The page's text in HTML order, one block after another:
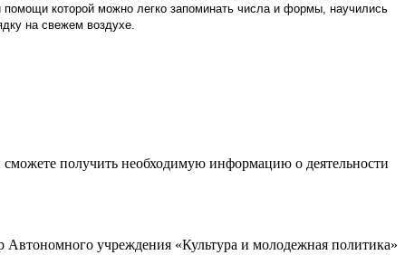
которой можно легко запоминать числа и формы, научились
на свежем воздухе.
получить необходимую информацию о деятельности
Автономного учреждения «Культура и молодежная политика»